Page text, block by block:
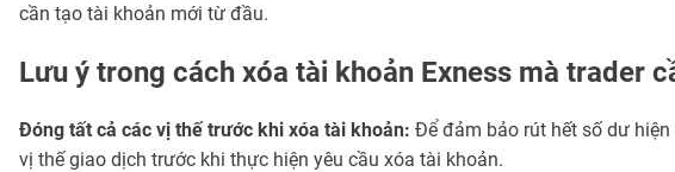
cần tạo tài khoản mới từ đầu.
Lưu ý trong cách xóa tài khoản Exness mà trader
Đóng tất cả các vị thế trước khi xóa tài khoản: Để đảm bảo rút hết số dư
vị thế giao dịch trước khi thực hiện yêu cầu xóa tài khoản.